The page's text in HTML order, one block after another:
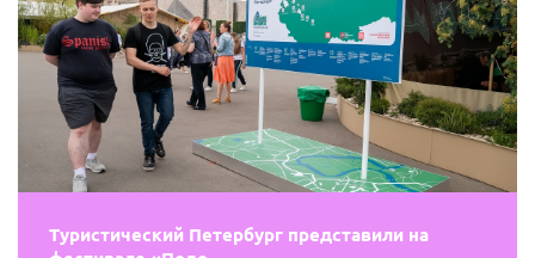
Туристический Петербург представили на